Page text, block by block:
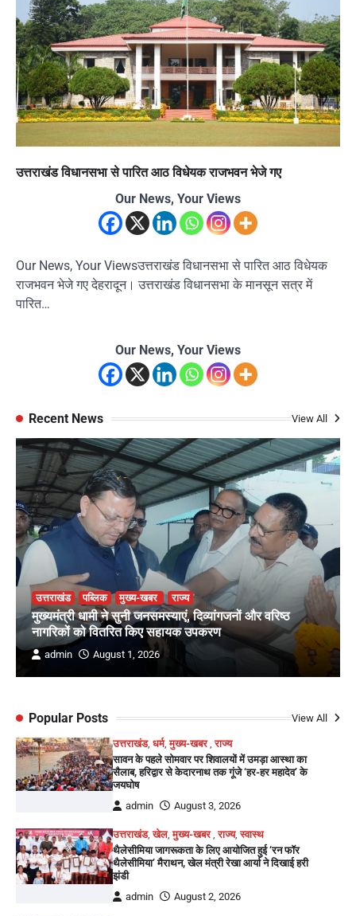
उत्तराखंड विधानसभा से पारित आठ विधेयक राजभवन भेजे गए
Our News, Your Views
Our News, Your Viewsउत्तराखंड विधानसभा से पारित आठ विधेयक
राजभवन भेजे गए देहरादून। उत्तराखंड विधानसभा के मानसून सत्र में
पारित…
Our News, Your Views
Recent News View All
उत्तराखंड पब्लिक मुख्य-खबर राज्य
मुख्यमंत्री धामी ने सुनी जनसमस्याएं, दिव्यांगजनों और वरिष्ठ
नागरिकों को वितरित किए सहायक उपकरण
admin August 1, 2026
Popular Posts View All
उत्तराखंड,धर्म,मुख्य-खबर,राज्य
सावन के पहले सोमवार पर शिवालयों में उमड़ा आस्था का
सैलाब, हरिद्वार से केदारनाथ तक गूंजे ‘हर-हर महादेव’ के
जयघोष
admin
August 3, 2026
उत्तराखंड,खेल,मुख्य-खबर,राज्य,स्वास्थ
थैलेसीमिया जागरूकता के लिए आयोजित हुई ‘रन फॉर
थैलेसीमिया’ मैराथन, खेल मंत्री रेखा आर्या ने दिखाई हरी
झंडी
admin
August 2, 2026